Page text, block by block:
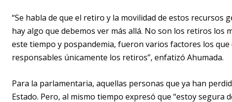
“Se habla de que el retiro y la movilidad de estos recursos
hay algo que debemos ver más allá. No son los retiros
este tiempo y pospandemia, fueron varios factores los
responsables únicamente los retiros”, enfatizó Ahumada.
Para la parlamentaria, aquellas personas que ya han
Estado. Pero, al mismo tiempo expresó que “estoy segura